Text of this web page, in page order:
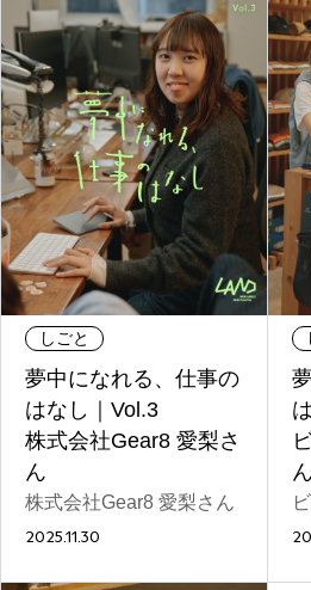
#僕らの便利酒
#古着界隈
#雨の日・雪の
Meet-Up Spot
呑める粉もん
しごと
夢中になれる、仕事の
はなし｜Vol.3
株式会社Gear8 愛梨さ
ん
株式会社Gear8 愛梨さん
2025.11.30
ん